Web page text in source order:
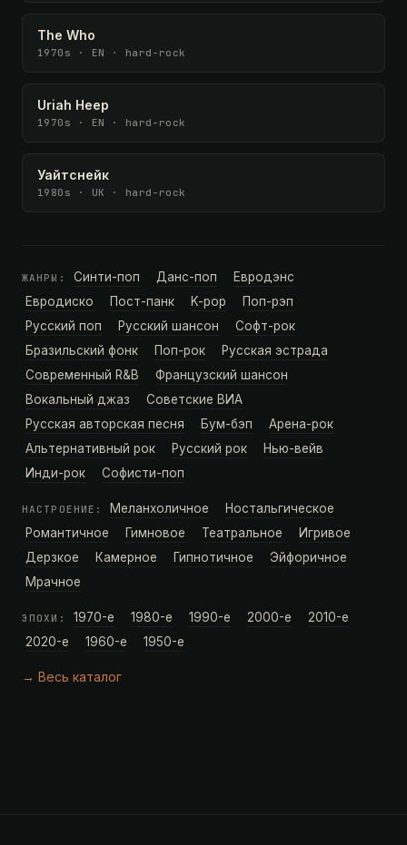
The Who
1970s · EN · hard-rock
Uriah Heep
1970s · EN · hard-rock
Уайтснейк
1980s · UK · hard-rock
ЖАНРЫ: Синти-поп Данс-поп
Евродэнс
Евродиско
Пост-панк K-pop
Поп-рэп
Русский поп
Русский шансон
Софт-рок
Бразильский фонк
Поп-рок
Русская эстрада
Современный R&B
Французский шансон
Вокальный джаз
Советские ВИА
Русская авторская песня
Бум-бэп
Арена-рок
Альтернативный рок
Русский рок
Нью-вейв
Инди-рок
Софисти-поп
НАСТРОЕНИЕ: Меланхоличное
Ностальгическое
Романтичное
Гимновое Театральное
Игривое
Дерзкое
Камерное Гипнотичное
Эйфоричное
Мрачное
ЭПОХИ: 1970-е 1980-е 1990-е 2000-е
2010-е
2020-е
1960-е 1950-е
→ Весь каталог